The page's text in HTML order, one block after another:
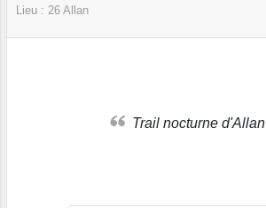
Lieu : 26 Allan
Trail nocturne d'Allan